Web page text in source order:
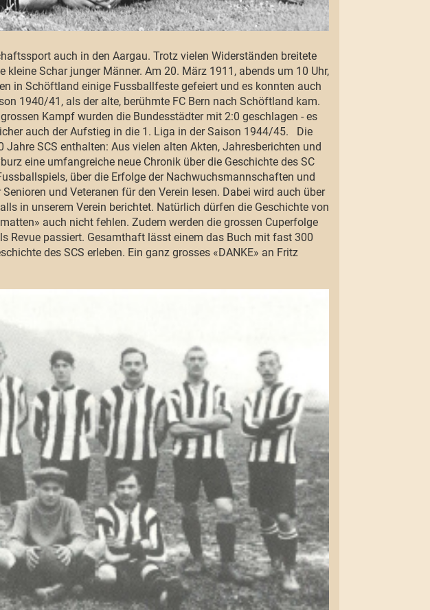
auch in den Aargau. Trotz vielen Widerständen breitete
Schar junger Männer. Am 20. März 1911, abends um 10 Uhr,
in Schöftland einige Fussballfeste gefeiert und es konnten auch
1940/41, als der alte, berühmte FC Bern nach Schöftland kam.
Kampf wurden die Bundesstädter mit 2:0 geschlagen - es
auch der Aufstieg in die 1. Liga in der Saison 1944/45. Die
SCS enthalten: Aus vielen alten Akten, Jahresberichten und
eine umfangreiche neue Chronik über die Geschichte des SC
über die Erfolge der Nachwuchsmannschaften und
und Veteranen für den Verein lesen. Dabei wird auch über
in unserem Verein berichtet. Natürlich dürfen die Geschichte von
auch nicht fehlen. Zudem werden die grossen Cuperfolge
Revue passiert. Gesamthaft lässt einem das Buch mit fast 300
des SCS erleben. Ein ganz grosses «DANKE» an Fritz